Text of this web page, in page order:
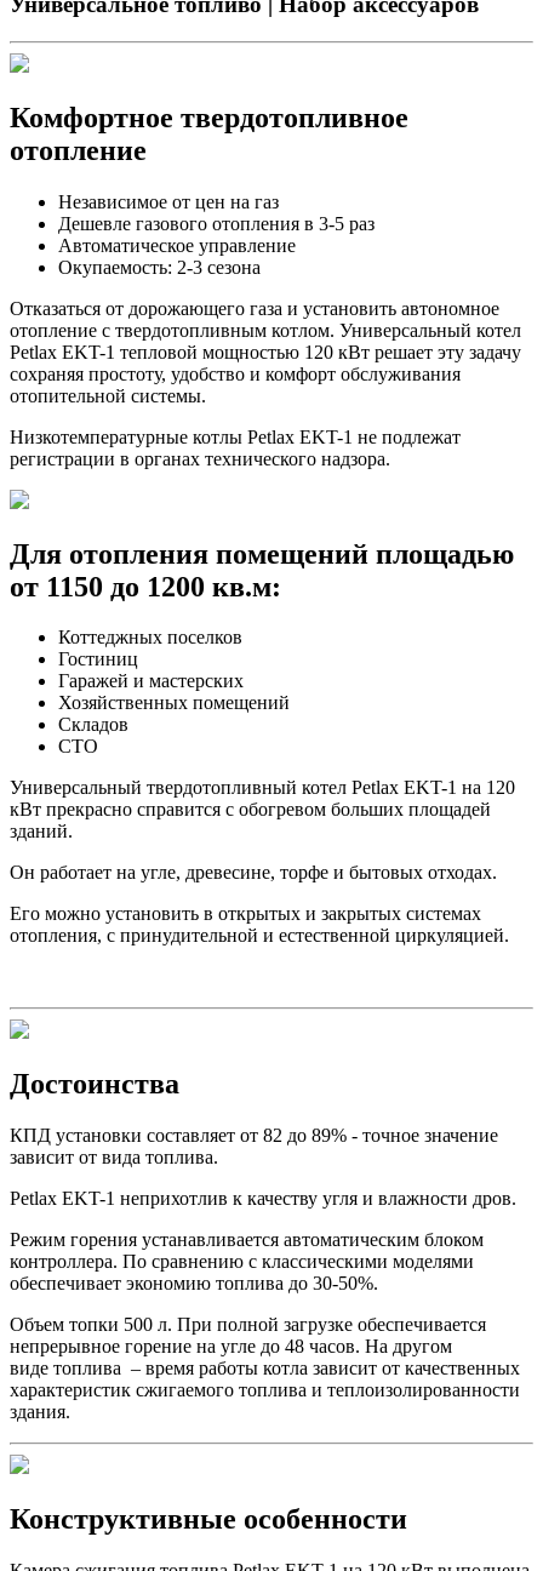
Комфортное твердотопливное
отопление
Независимое от цен на газ
Дешевле газового отопления в 3-5 раз
Автоматическое управление
Окупаемость: 2-3 сезона
Отказаться от дорожающего газа и установить автономное
отопление с твердотопливным котлом. Универсальный котел
Petlax EKT-1 тепловой мощностью 120 кВт решает эту задачу
сохраняя простоту, удобство и комфорт обслуживания
отопительной системы.
Низкотемпературные котлы Petlax EKT-1 не подлежат
регистрации в органах технического надзора.
Для отопления помещений площадью
от 1150 до 1200 кв.м:
Коттеджных поселков
Гостиниц
Гаражей и мастерских
Хозяйственных помещений
Складов
СТО
Универсальный твердотопливный котел Petlax EKT-1 на 120
кВт прекрасно справится с обогревом больших площадей
зданий.
Он работает на угле, древесине, торфе и бытовых отходах.
Его можно установить в открытых и закрытых системах
отопления, с принудительной и естественной циркуляцией.
Достоинства
КПД установки составляет от 82 до 89% - точное значение
зависит от вида топлива.
Petlax EKT-1 неприхотлив к качеству угля и влажности дров.
Режим горения устанавливается автоматическим блоком
контроллера. По сравнению с классическими моделями
обеспечивает экономию топлива до 30-50%.
Объем топки 500 л. При полной загрузке обеспечивается
непрерывное горение на угле до 48 часов. На другом
виде топлива – время работы котла зависит от качественных
характеристик сжигаемого топлива и теплоизолированности
здания.
Конструктивные особенности